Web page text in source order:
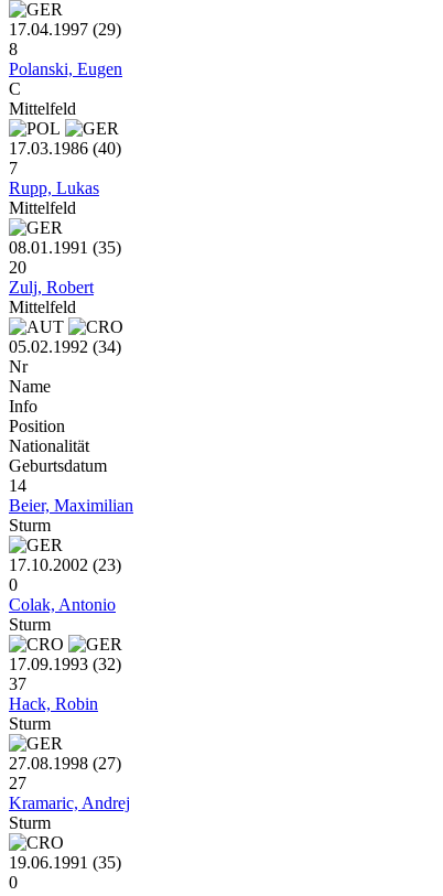
17.04.1997 (29)
8
Polanski, Eugen
C
Mittelfeld
17.03.1986 (40)
7
Rupp, Lukas
Mittelfeld
08.01.1991 (35)
20
Zulj, Robert
Mittelfeld
05.02.1992 (34)
Nr
Name
Info
Position
Nationalität
Geburtsdatum
14
Beier, Maximilian
Sturm
17.10.2002 (23)
0
Colak, Antonio
Sturm
17.09.1993 (32)
37
Hack, Robin
Sturm
27.08.1998 (27)
27
Kramaric, Andrej
Sturm
19.06.1991 (35)
0